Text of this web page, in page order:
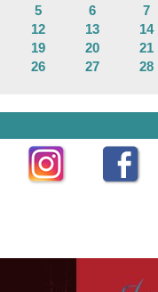
5 6 7
12 13 14
19 20 21
26 27 28